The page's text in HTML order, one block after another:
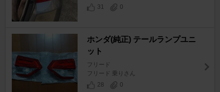
31
0
ホンダ(純正) テールランプユニ
ット
フリード
フリード 乗りさん
28
0